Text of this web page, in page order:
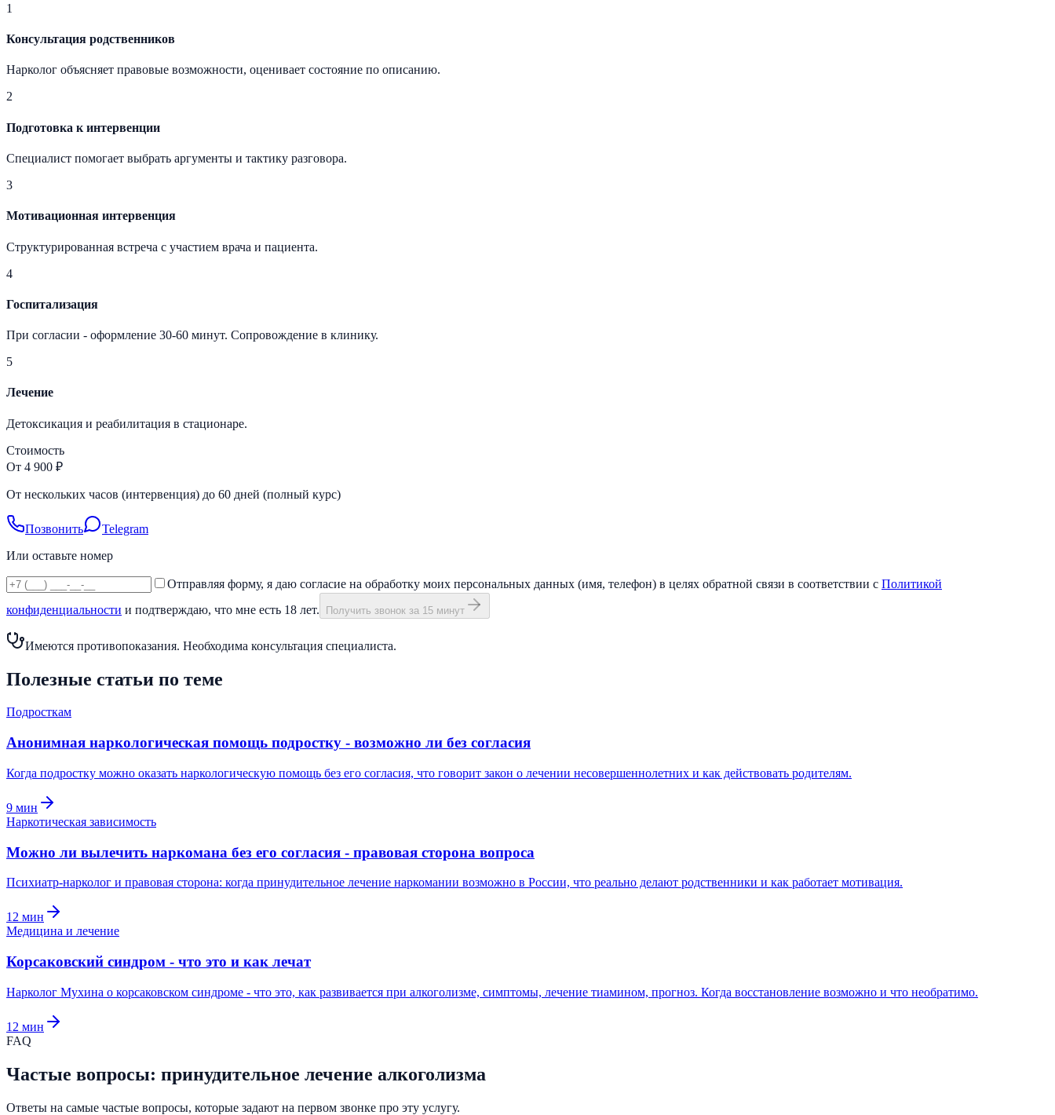
1
Консультация родственников
Нарколог объясняет правовые возможности, оценивает состояние по описанию.
2
Подготовка к интервенции
Специалист помогает выбрать аргументы и тактику разговора.
3
Мотивационная интервенция
Структурированная встреча с участием врача и пациента.
4
Госпитализация
При согласии - оформление 30-60 минут. Сопровождение в клинику.
5
Лечение
Детоксикация и реабилитация в стационаре.
Стоимость
От 4 900 ₽
От нескольких часов (интервенция) до 60 дней (полный курс)
Позвонить
Telegram
Или оставьте номер
Отправляя форму, я даю согласие на обработку моих персональных данных (имя, телефон) в целях обратной связи в соответствии с Политикой
конфиденциальности и подтверждаю, что мне есть 18 лет. Получить звонок за 15 минут
Имеются противопоказания. Необходима консультация специалиста.
Полезные статьи по теме
Подросткам
Анонимная наркологическая помощь подростку - возможно ли без согласия
Когда подростку можно оказать наркологическую помощь без его согласия, что говорит закон о лечении несовершеннолетних и как действовать родителям.
9 мин
Наркотическая зависимость
Можно ли вылечить наркомана без его согласия - правовая сторона вопроса
Психиатр-нарколог и правовая сторона: когда принудительное лечение наркомании возможно в России, что реально делают родственники и как работает мотивация.
12 мин
Медицина и лечение
Корсаковский синдром - что это и как лечат
Нарколог Мухина о корсаковском синдроме - что это, как развивается при алкоголизме, симптомы, лечение тиамином, прогноз. Когда восстановление возможно и что необратимо.
12 мин
FAQ
Частые вопросы: принудительное лечение алкоголизма
Ответы на самые частые вопросы, которые задают на первом звонке про эту услугу.